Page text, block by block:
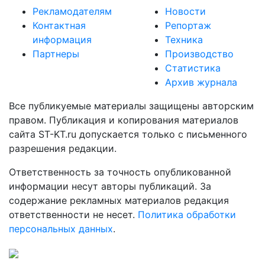
Рекламодателям
Контактная
информация
Партнеры
Новости
Репортаж
Техника
Производство
Статистика
Архив журнала
Все публикуемые материалы защищены авторским
правом. Публикация и копирования материалов
сайта ST-KT.ru допускается только с письменного
разрешения редакции.
Ответственность за точность опубликованной
информации несут авторы публикаций. За
содержание рекламных материалов редакция
ответственности не несет. Политика обработки
персональных данных.